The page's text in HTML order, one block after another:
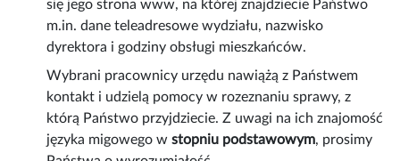
się jego strona www, na której znajdziecie Państwo
m.in. dane teleadresowe wydziału, nazwisko
dyrektora i godziny obsługi mieszkańców.
Wybrani pracownicy urzędu nawiążą z Państwem
kontakt i udzielą pomocy w rozeznaniu sprawy, z
którą Państwo przyjdziecie. Z uwagi na ich znajomość
języka migowego wstopniu podstawowym, prosimy